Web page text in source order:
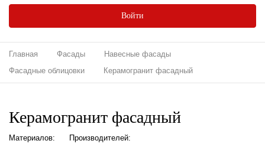
Войти
Главная Фасады
Навесные фасады
Фасадные облицовки
Керамогранит фасадный
Керамогранит фасадный
Материалов: Производителей: